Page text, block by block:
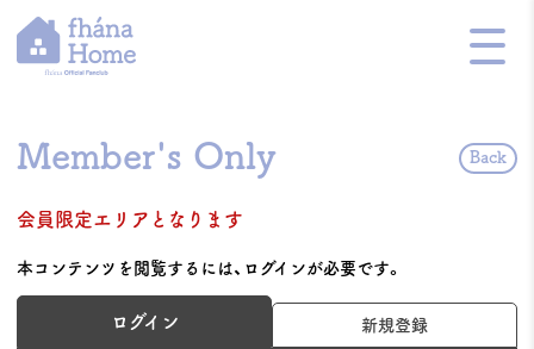
Member's Only Back
会員限定エリアとなります
本コンテンツを閲覧するには、ログインが必要です。
ログイン 新規登録